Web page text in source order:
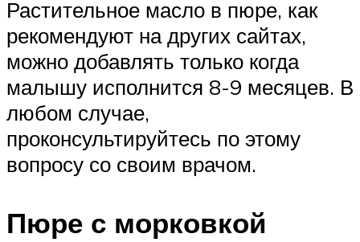
Растительное масло в пюре, как
рекомендуют на других сайтах,
можно добавлять только когда
малышу исполнится 8-9 месяцев. В
любом случае,
проконсультируйтесь по этому
вопросу со своим врачом.
Пюре с морковкой